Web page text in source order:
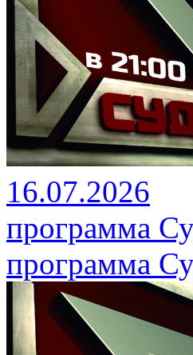
16.07.2026
программа
программа